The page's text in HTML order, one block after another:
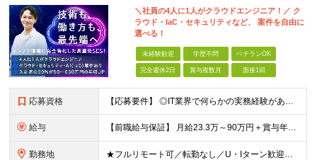
＼社員の4人に1人がクラウドエンジニア！／ ク
ラウド・IaC・セキュリティなど、 案件を自由に
選べる！
未経験歓迎 学歴不問 ベテランOK
完全週休2日 賞与複数月 面接1回
応募資格 【応募要件】 ◎IT業界で何らかの実務経験がある方 └2～3ヶ月の実務経験のある方は歓迎します！ 例）PCキッティングやモバイル通信基地局の業務経験者など インフラエンジニアとして経験のある方は、
給与 【前職給与保証】 月給23.3万～90万円＋賞与年2回＋インセンティブ ★年収1000万円以上の実績あり！ ※上記月給には月20～30時間分（2万9,300円～21万7,900円）の固定残業代を含み
勤務地 ★フルリモート可／転勤なし／U・Iターン歓迎★ ◎勤務地は相談の上、ご自宅近くに調整します！ 【勤務地】 本社、または東京／埼玉／千葉／神奈川／愛知／仙台のクライアント先 ◎完全在宅（フルリモート）